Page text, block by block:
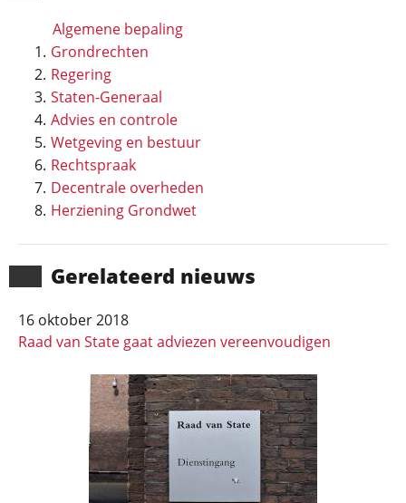
Algemene bepaling
Grondrechten
Regering
Staten-Generaal
Advies en controle
Wetgeving en bestuur
Rechtspraak
Decentrale overheden
Herziening Grondwet
Gerela­teerd nieuws
16 oktober 2018
Raad van State gaat adviezen vereenvoudigen